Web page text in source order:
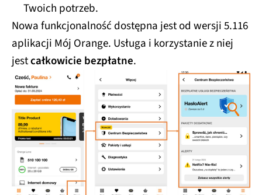
Twoich potrzeb.
Nowa funkcjonalność dostępna jest od wersji 5.116
aplikacji Mój Orange. Usługa i korzystanie z niej
jestcałkowicie bezpłatne.